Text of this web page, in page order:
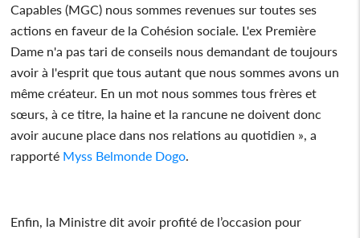
Capables (MGC) nous sommes revenues sur toutes ses
actions en faveur de la Cohésion sociale. L'ex Première
Dame n'a pas tari de conseils nous demandant de toujours
avoir à l'esprit que tous autant que nous sommes avons un
même créateur. En un mot nous sommes tous frères et
sœurs, à ce titre, la haine et la rancune ne doivent donc
avoir aucune place dans nos relations au quotidien », a
rapporté Myss Belmonde Dogo.
Enfin, la Ministre dit avoir profité de l’occasion pour